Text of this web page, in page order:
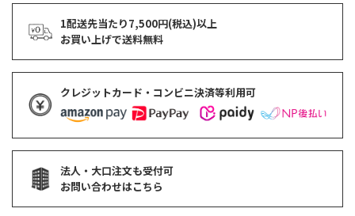
1配送先当たり7,500円(税込)以上
お買い上げで送料無料
クレジットカード・コンビニ決済等利用可
法人・大口注文も受付可
お問い合わせはこちら